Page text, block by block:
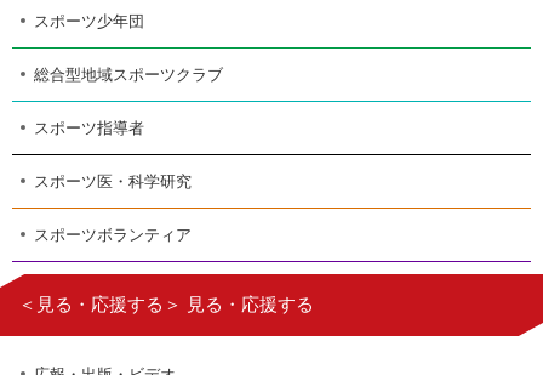
スポーツ少年団
総合型地域スポーツクラブ
スポーツ指導者
スポーツ医・科学研究
スポーツボランティア
＜見る・応援する＞ 見る・応援する